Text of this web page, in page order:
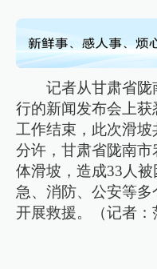
记者从甘肃省
行的新闻发布会上
工作结束，此次滑
分许，甘肃省陇南
体滑坡，造成33人
急、消防、公安等
开展救援。（记者：